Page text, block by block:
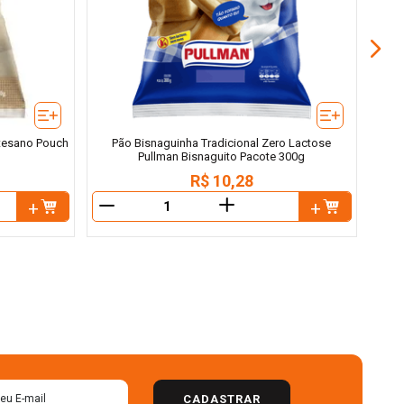
Pouch
Pão Bisnaguinha Tradicional Zero Lactose
Pullman Bisnaguito Pacote 300g
R$ 10,28
＋
CADASTRAR